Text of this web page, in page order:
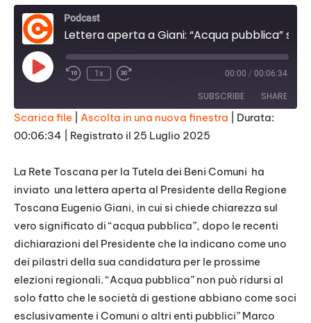
Podcast
Play
Episode
1x 00:00 / 00:06:34
SUBSCRIBE SHARE
SHARE
LINK
EMBED
Scarica file Ascolta in una nuova finestra
Durata:
00:06:34
Registrato il 25 Luglio 2025
La Rete Toscana per la Tutela dei Beni Comuni ha
inviato una lettera aperta al Presidente della Regione
Toscana Eugenio Giani, in cui si chiede chiarezza sul
vero significato di “acqua pubblica”, dopo le recenti
dichiarazioni del Presidente che la indicano come uno
dei pilastri della sua candidatura per le prossime
elezioni regionali. “Acqua pubblica” non può ridursi al
solo fatto che le società di gestione abbiano come soci
esclusivamente i Comuni o altri enti pubblici” Marco